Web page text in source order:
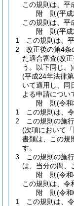
この規則は、平
附 則(平
この規則は、平
附 則(平
1
この規則は、
2
改正後の第4条
た適合審査(改
う。以下同じ。)
(平成24年法律
いて適用し、同
よる申請につい
附 則(令
1
この規則は、
2
この規則の施
(次項において
書類は、この規
す。
3
この規則の施
は、当分の間、
附 則(令
この規則は、令
附 則(令
1
この規則は、